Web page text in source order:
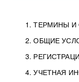
1. ТЕРМИНЫ И
2. ОБЩИЕ
3.
4. УЧЕТНАЯ